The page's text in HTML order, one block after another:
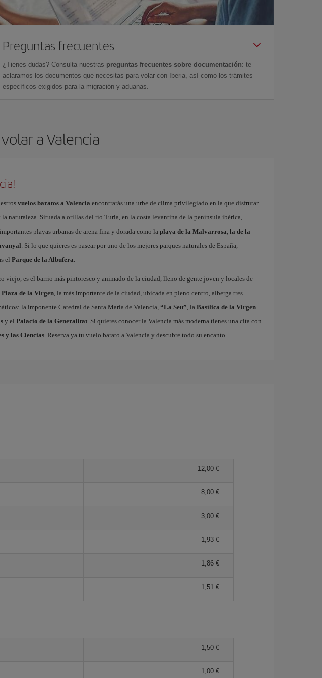
Preguntas frecuentes
¿Tienes dudas? Consulta nuestras preguntas frecuentes sobre documentación: te
aclaramos los documentos que necesitas para volar con Iberia, así como los trámites
específicos exigidos para la migración y aduanas.
a Valencia
vuelos baratos a Valencia encontrarás una urbe de clima privilegiado en la que disfrutar
naturaleza. Situada a orillas del río Turia, en la costa levantina de la península ibérica,
playas urbanas de arena fina y dorada como laplaya de la Malvarrosa, la de la
. Si lo que quieres es pasear por uno de los mejores parques naturales de España,
el Parque de la Albufera.
viejo, es el barrio más pintoresco y animado de la ciudad, lleno de gente joven y locales de
Plaza de la Virgen, la más importante de la ciudad, ubicada en pleno centro, alberga tres
la imponente Catedral de Santa María de Valencia, “La Seu”, la Basílica de la Virgen
y el Palacio de la Generalitat. Si quieres conocer la Valencia más moderna tienes una cita con
y las Ciencias. Reserva ya tu vuelo barato a Valencia y descubre todo su encanto.
12,00 €
8,00 €
3,00 €
1,93 €
1,86 €
1,51 €
1,50 €
1,00 €